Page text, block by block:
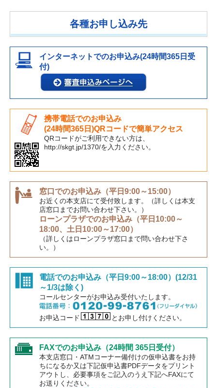
各種お申し込み先
インターネットでのお申込み(24時間365日受
付)
携帯電話でのお申込み
(24時間365日)QRコードで簡単アクセス
QRコードがご利用できない方は、
http://skgt.jp/1370/を入力ください。
窓口でのお申込み（平日9:00～15:00）
お近くの本支店にて受付致します。（詳しくは本支
店窓口までお問い合わせ下さい。）
ローンプラザでのお申込み（平日10:00～
18:00、土日10:00～17:00）
（詳しくはローンプラザ窓口まで問い合わせ下さ
い。）
電話でのお申込み（平日9:00～18:00）(12/31
～1/3は除く)
コールセンターがお申込み受付いたします。
お申込コード とお申し付けください。
FAXでのお申込み（24時間 365日受付）
本支店窓口・ATMコーナー備付けの仮申込書をお持
ちになるか又は下記仮申込書PDFデータをプリント
アウトし、必要事項をご記入のうえ下記へFAXにて
お送りください。